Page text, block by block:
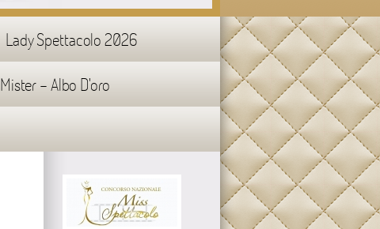
Lady Spettacolo 2026
Mister - Albo D'oro